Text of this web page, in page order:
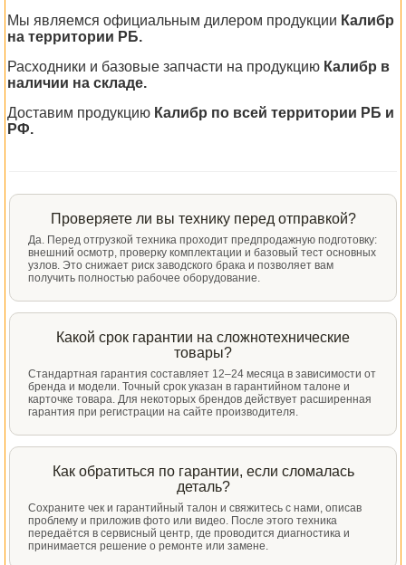
Мы являемся официальным дилером продукции Калибр
на территории РБ.
Расходники и базовые запчасти на продукцию Калибр в
наличии на складе.
Доставим продукцию Калибр по всей территории РБ и
РФ.
Проверяете ли вы технику перед отправкой?
Да. Перед отгрузкой техника проходит предпродажную подготовку:
внешний осмотр, проверку комплектации и базовый тест основных
узлов. Это снижает риск заводского брака и позволяет вам
получить полностью рабочее оборудование.
Какой срок гарантии на сложнотехнические
товары?
Стандартная гарантия составляет 12–24 месяца в зависимости от
бренда и модели. Точный срок указан в гарантийном талоне и
карточке товара. Для некоторых брендов действует расширенная
гарантия при регистрации на сайте производителя.
Как обратиться по гарантии, если сломалась
деталь?
Сохраните чек и гарантийный талон и свяжитесь с нами, описав
проблему и приложив фото или видео. После этого техника
передаётся в сервисный центр, где проводится диагностика и
принимается решение о ремонте или замене.